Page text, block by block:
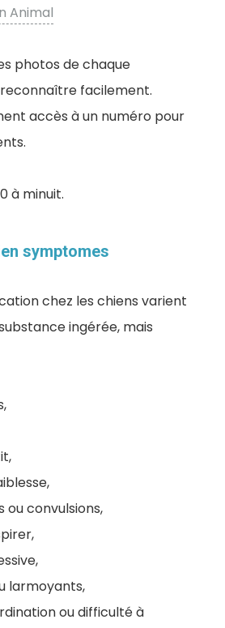
Animal
photos de chaque
facilement.
accès à un numéro pour
à minuit.
symptomes
chez les chiens varient
ingérée, mais
convulsions,
larmoyants,
ou difficulté à